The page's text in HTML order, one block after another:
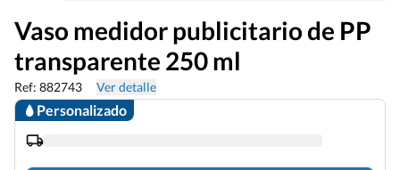
Vaso medidor publicitario de PP
transparente 250 ml
Ref: 882743 Ver detalle
Personalizado